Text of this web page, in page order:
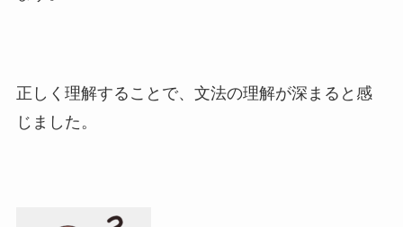
正しく理解することで、文法の理解が深まると感
じました。